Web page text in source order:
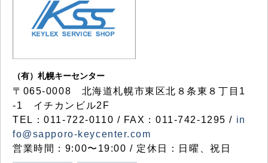
（有）札幌キーセンター
〒065-0008 北海道札幌市東区北８条東８丁目1
-1 イチカンビル2F
TEL：011-722-0110 / FAX：011-742-1295 / in
fo@sapporo-keycenter.com
営業時間：9:00〜19:00 / 定休日：日曜、祝日